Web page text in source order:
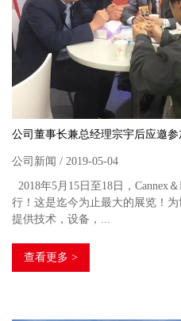
公司董事长兼总经理宗宇后应邀
公司新闻 / 2019-05-04
2018年5月15日至18日，Cannex
行！这是迄今为止最大的展览！
提供技术，设备，...
查看更多 >